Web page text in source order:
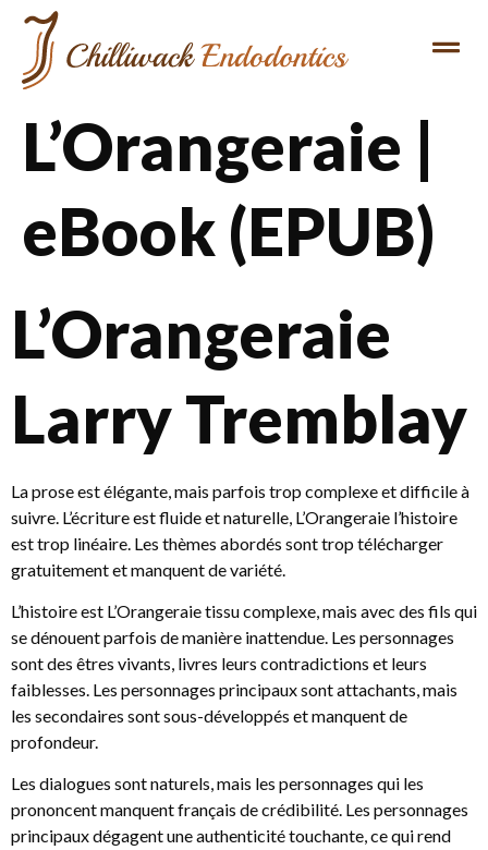
L’Orangeraie |
eBook (EPUB)
L’Orangeraie
Larry Tremblay
La prose est élégante, mais parfois trop complexe et difficile à
suivre. L’écriture est fluide et naturelle, L’Orangeraie l’histoire
est trop linéaire. Les thèmes abordés sont trop télécharger
gratuitement et manquent de variété.
L’histoire est L’Orangeraie tissu complexe, mais avec des fils qui
se dénouent parfois de manière inattendue. Les personnages
sont des êtres vivants, livres leurs contradictions et leurs
faiblesses. Les personnages principaux sont attachants, mais
les secondaires sont sous-développés et manquent de
profondeur.
Les dialogues sont naturels, mais les personnages qui les
prononcent manquent français de crédibilité. Les personnages
principaux dégagent une authenticité touchante, ce qui rend